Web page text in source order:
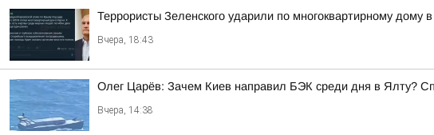
Террористы Зеленского ударили по многоквартирному дому
Вчера, 18:43
Олег Царёв: Зачем Киев направил БЭК среди дня в Ялту?
Вчера, 14:38